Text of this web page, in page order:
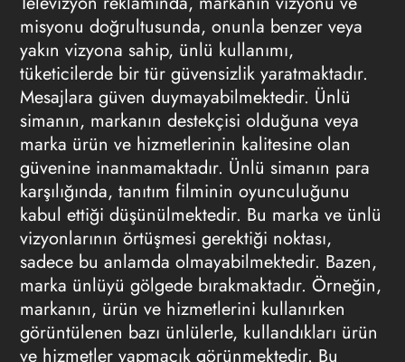
misyonu doğrultusunda, onunla benzer veya
yakın vizyona sahip, ünlü kullanımı,
tüketicilerde bir tür güvensizlik yaratmaktadır.
Mesajlara güven duymayabilmektedir. Ünlü
simanın, markanın destekçisi olduğuna veya
marka ürün ve hizmetlerinin kalitesine olan
güvenine inanmamaktadır. Ünlü simanın para
karşılığında, tanıtım filminin oyunculuğunu
kabul ettiği düşünülmektedir. Bu marka ve ünlü
vizyonlarının örtüşmesi gerektiği noktası,
sadece bu anlamda olmayabilmektedir. Bazen,
marka ünlüyü gölgede bırakmaktadır. Örneğin,
markanın, ürün ve hizmetlerini kullanırken
görüntülenen bazı ünlülerle, kullandıkları ürün
ve hizmetler yapmacık görünmektedir. Bu